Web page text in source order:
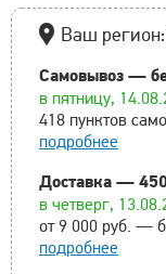
Ваш регион:
Самовывоз —
в пятницу,
418 пунктов
подробнее
Доставка —
в четверг,
от 9 000 руб. —
подробнее